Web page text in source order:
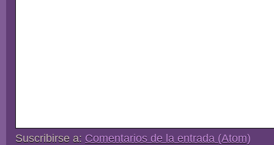
Suscribirse a: Comentarios de la entrada (Atom)